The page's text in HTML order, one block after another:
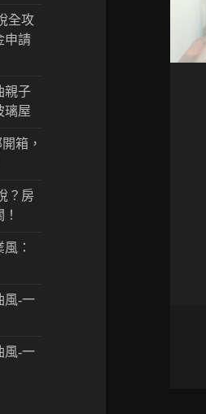
全攻
申請
親子
璃屋
箱，
？房
：
風-一
風-一